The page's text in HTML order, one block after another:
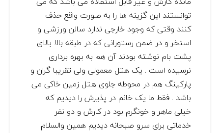
توانستند این گزینه ها را به صورت واقع حذف
کنند وقتی که وجود خارجی ندارد سالن ورزشی و
استخر و در ضمن رستورانی که در طبقه بالا بالای
پشت بام نوشته بودند آن هم به بهره برداری
نرسیده است . یک هتل معمولی ولی تقریبا گران و
پارکینگ هم در محوطه جلوی هتل زمین خاکی می
باشد . فقط ما یک خانم در پذیرش را دیدیم که
خیلی ماهر و خونگرم بود در کارش و دو نفر
خدماتی برای سرو صبحانه دیدیم همین والسلام